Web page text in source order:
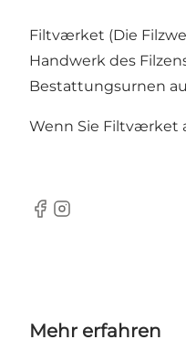
Filtværket (Die
Handwerk des
Bestattungsurnen
Wenn Sie Filtværket
Facebook
Instagram
Mehr erfahren